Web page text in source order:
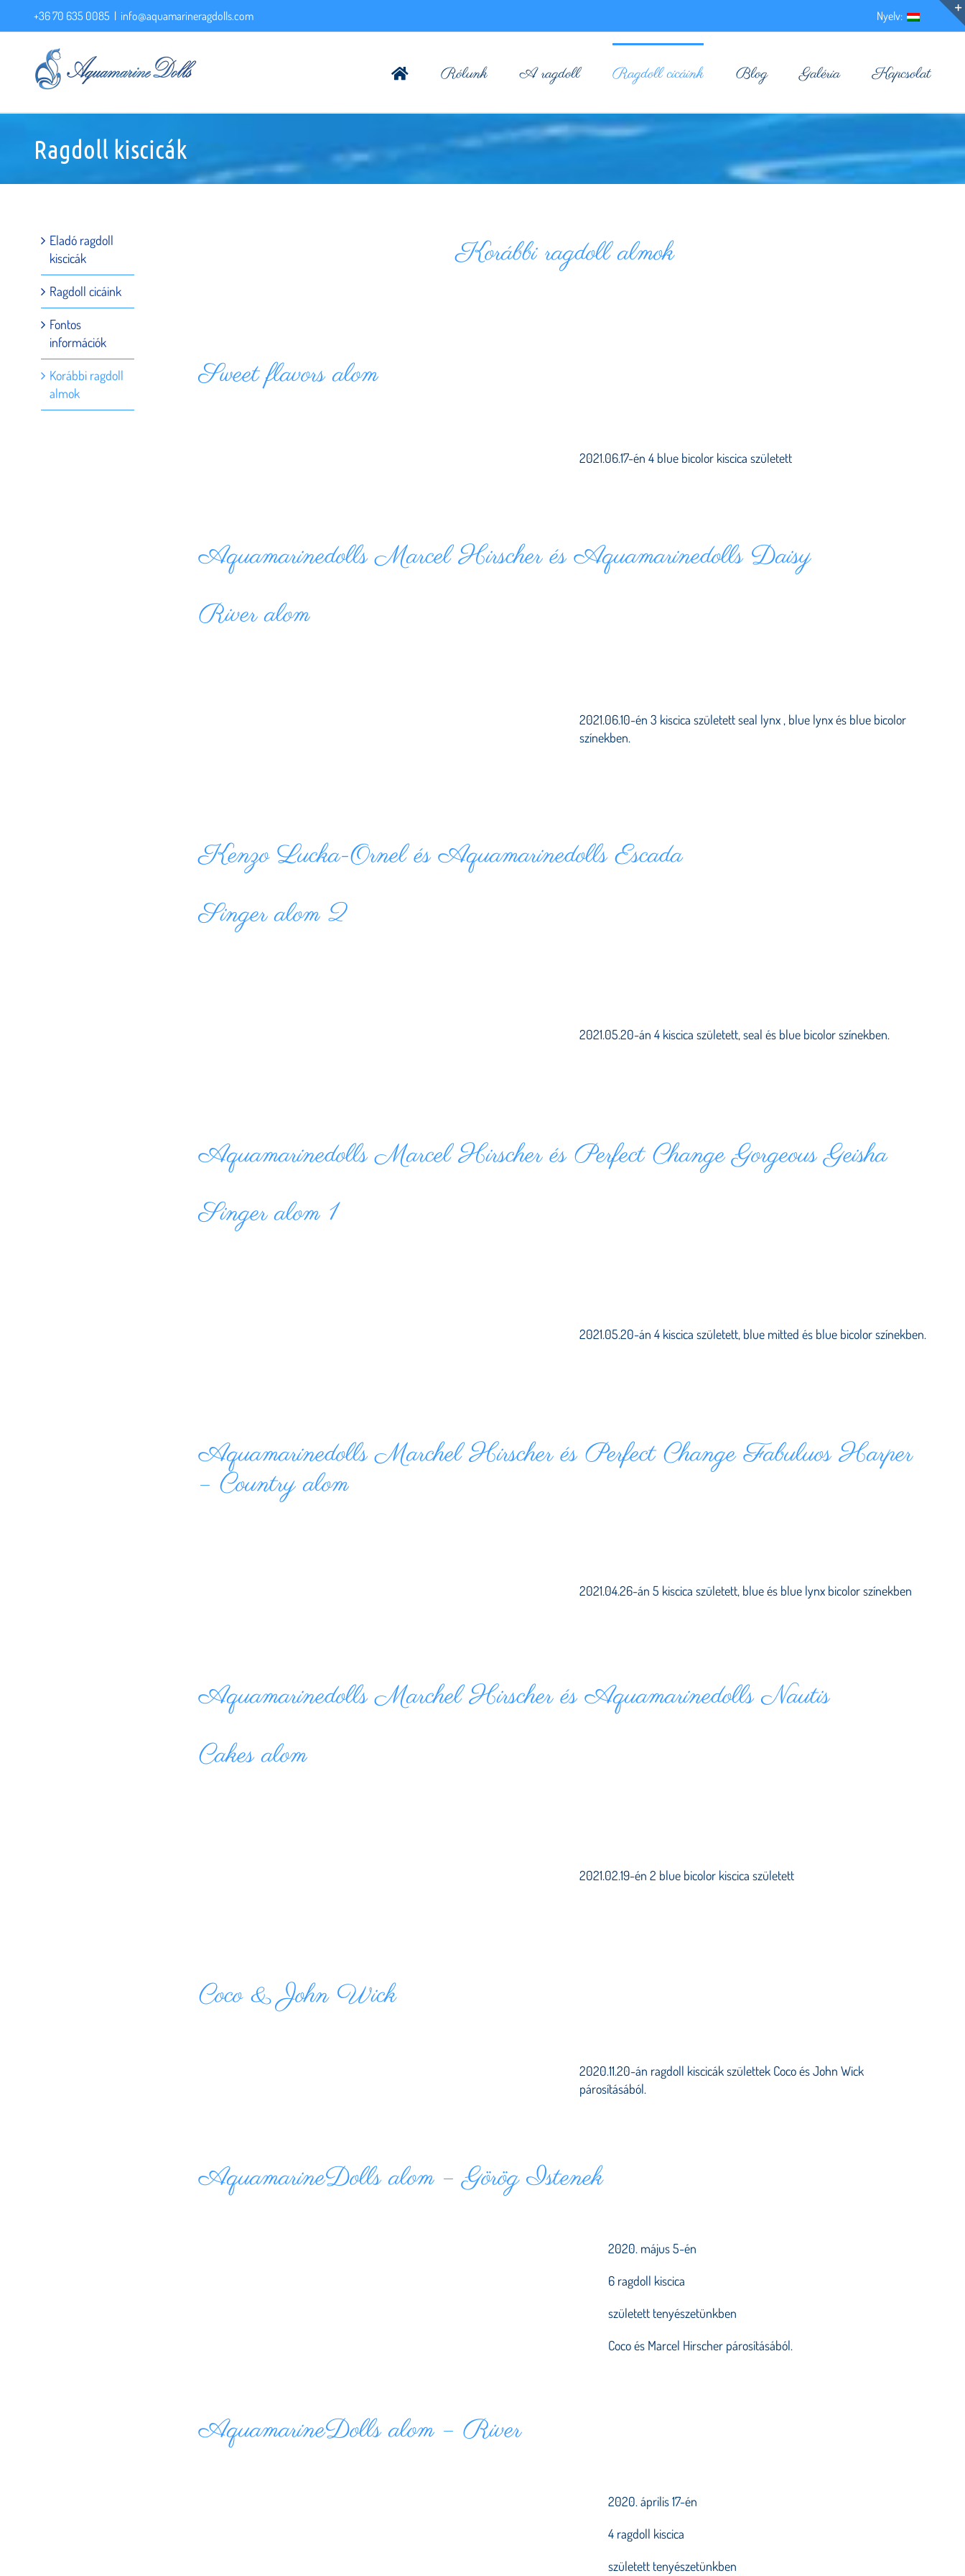
Kihagyás+36 70 635 0085 | info@aquamarineragdolls.com Nyelv:
Rólunk A ragdoll Ragdoll cicáink Blog Galéria Kapcsolat
Ragdoll kiscicák
Korábbi ragdoll almok
Sweet flavors alom
2021.06.17-én 4 blue bicolor kiscica született
Aquamarinedolls Marcel Hirscher és Aquamarinedolls Daisy
River alom
2021.06.10-én 3 kiscica született seal lynx , blue lynx és blue bicolor
színekben.
Kenzo Lucka-Ornel és Aquamarinedolls Escada
Singer alom 2
2021.05.20-án 4 kiscica született, seal és blue bicolor színekben.
Aquamarinedolls Marcel Hirscher és Perfect Change Gorgeous Geisha
Singer alom 1
2021.05.20-án 4 kiscica született, blue mitted és blue bicolor színekben.
Aquamarinedolls Marchel Hirscher és Perfect Change Fabuluos Harper
– Country alom
2021.04.26-án 5 kiscica született, blue és blue lynx bicolor színekben
Aquamarinedolls Marchel Hirscher és Aquamarinedolls Nautis
Cakes alom
2021.02.19-én 2 blue bicolor kiscica született
Coco & John Wick
2020.11.20-án ragdoll kiscicák születtek Coco és John Wick
párosításából.
AquamarineDolls alom – Görög Istenek
2020. május 5-én
6 ragdoll kiscica
született tenyészetünkben
Coco és Marcel Hirscher párosításából.
AquamarineDolls alom – River
2020. április 17-én
4 ragdoll kiscica
született tenyészetünkben
Eladó ragdoll
kiscicák
Ragdoll cicáink
Fontos
információk
Korábbi ragdoll
almok